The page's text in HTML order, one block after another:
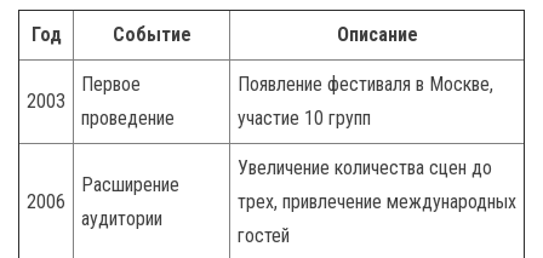
Год Событие Описание
2003
Первое
проведение
Появление фестиваля в Москве,
участие 10 групп
2006
Расширение
аудитории
Увеличение количества сцен до
трех, привлечение международных
гостей